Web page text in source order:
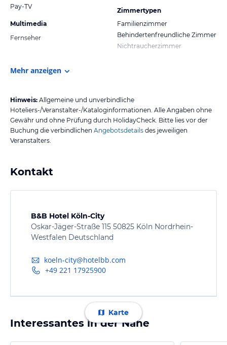
Pay-TV
Multimedia
Fernseher
Zimmertypen
Familienzimmer
Behindertenfreundliche Zimmer
Nichtraucherzimmer
Mehr anzeigen
Hinweis: Allgemeine und unverbindliche
Hoteliers-/Veranstalter-/Kataloginformationen. Alle Angaben ohne
Gewähr und ohne Prüfung durch HolidayCheck. Bitte lies vor der
Buchung die verbindlichen Angebotsdetails des jeweiligen
Veranstalters.
Kontakt
B&B Hotel Köln-City
Oskar-Jäger-Straße 115 50825 Köln Nordrhein-
Westfalen Deutschland
koeln-city@hotelbb.com
+49 221 17925900
Karte
Interessantes in der Nähe